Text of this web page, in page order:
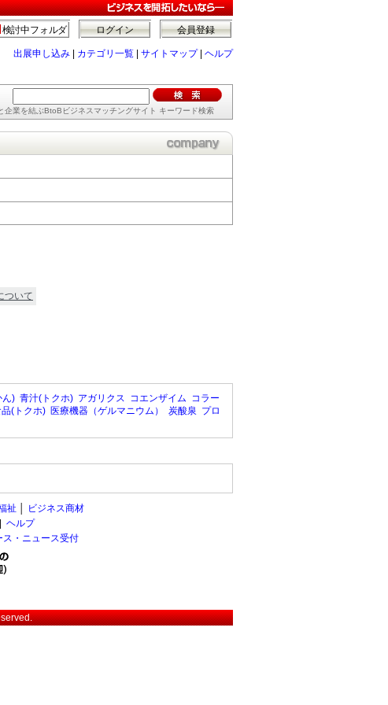
会員登録
ログイン
検討中フォルダ
出展申し込み カテゴリ一覧 サイトマップ| ヘルプ
企業を結ぶBtoBビジネスマッチングサイト キーワード検索
ついて
ん) 青汁(トクホ) アガリクス コエンザイム コラー
(トクホ) 医療機器（ゲルマニウム） 炭酸泉 プロ
祉
ビジネス商材
ヘルプ
ス・ニュース受付